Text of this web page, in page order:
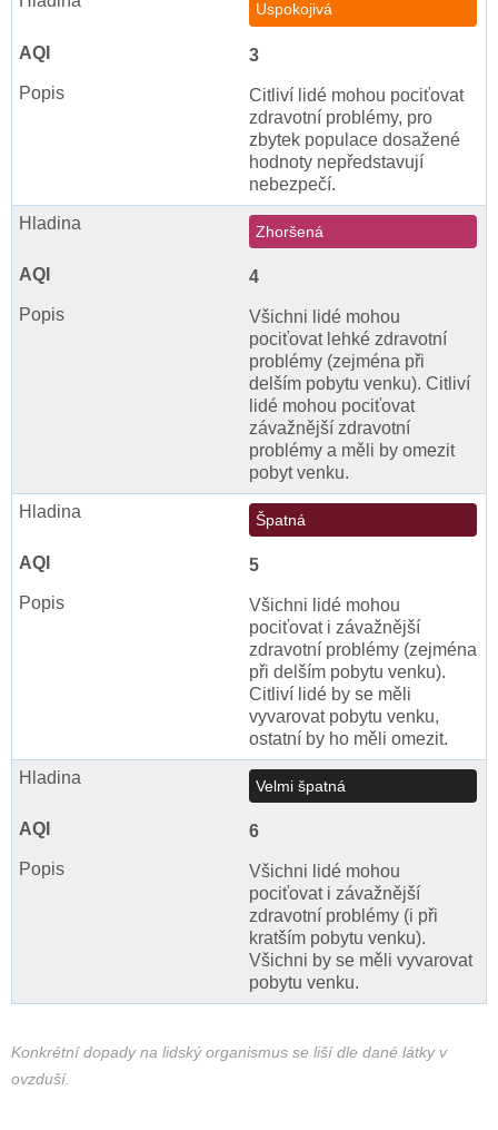
Uspokojivá
3
Citliví lidé mohou pociťovat
zdravotní problémy, pro
zbytek populace dosažené
hodnoty nepředstavují
nebezpečí.
Zhoršená
4
Všichni lidé mohou
pociťovat lehké zdravotní
problémy (zejména při
delším pobytu venku). Citliví
lidé mohou pociťovat
závažnější zdravotní
problémy a měli by omezit
pobyt venku.
Špatná
5
Všichni lidé mohou
pociťovat i závažnější
zdravotní problémy (zejména
při delším pobytu venku).
Citliví lidé by se měli
vyvarovat pobytu venku,
ostatní by ho měli omezit.
Velmi špatná
6
Všichni lidé mohou
pociťovat i závažnější
zdravotní problémy (i při
kratším pobytu venku).
Všichni by se měli vyvarovat
pobytu venku.
Konkrétní dopady na lidský organismus se liší dle dané látky v
ovzduší.